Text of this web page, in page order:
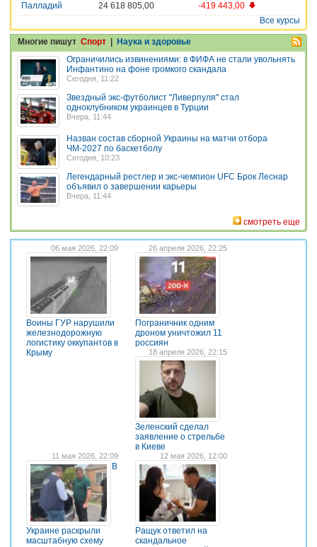
Палладий
24 618 805,00
-419 443,00
Все курсы
Многие пишут Спорт
Наука и здоровье
Ограничились извинениями: в ФИФА не стали увольнять
Инфантино на фоне громкого скандала
Сегодня, 11:22
Звездный экс-футболист "Ливерпуля" стал
одноклубником украинцев в Турции
Вчера, 11:44
Назван состав сборной Украины на матчи отбора
ЧМ-2027 по баскетболу
Сегодня, 10:23
Легендарный рестлер и экс-чемпион UFC Брок Леснар
объявил о завершении карьеры
Вчера, 11:44
смотреть еще
06 мая 2026, 22:09
Воины ГУР нарушили
железнодорожную
логистику оккупантов в
Крыму
26 апреля 2026, 22:25
Пограничник одним
дроном уничтожил 11
россиян
18 апреля 2026, 22:15
Зеленский сделал
заявление о стрельбе
в Киеве
11 мая 2026, 22:09
В
Украине раскрыли
масштабную схему
12 мая 2026, 12:00
Ращук ответил на
скандальное